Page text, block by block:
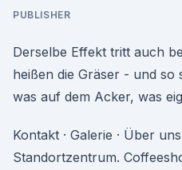
PUBLISHER
Derselbe Effekt tritt auch
heißen die Gräser - und so
was auf dem Acker, was
Kontakt · Galerie · Über
Standortzentrum.